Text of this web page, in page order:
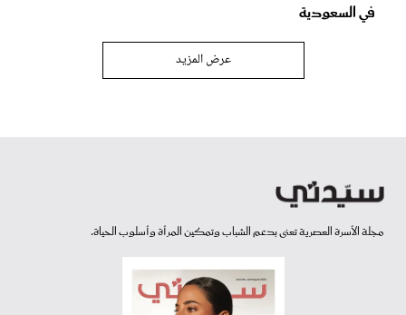
في السعودية
عرض المزيد
مجلة الأسرة العصرية تعنى بدعم الشباب وتمكين المرأة وأسلوب الحياة.